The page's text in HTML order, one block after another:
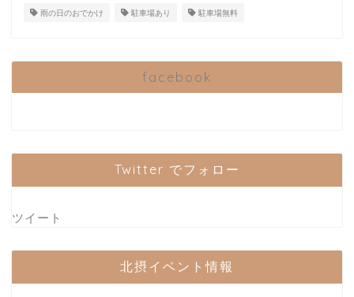
雨の日のおでかけ 駐車場あり 駐車場無料
facebook
Twitter でフォロー
ツイート
北摂イベント情報